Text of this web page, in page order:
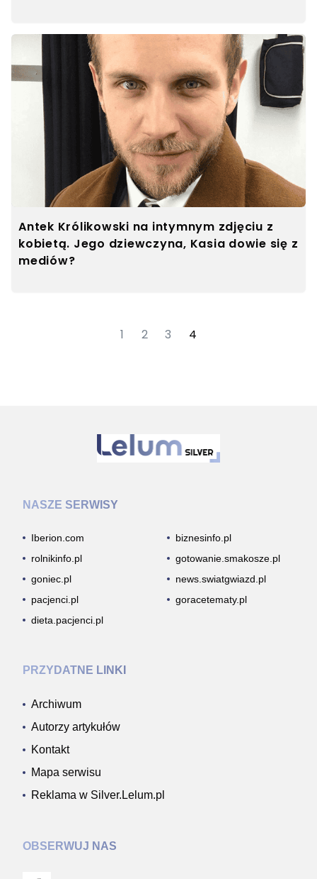
Antek Królikowski na intymnym zdjęciu z
kobietą. Jego dziewczyna, Kasia dowie się z
mediów?
1 2 3 4
NASZE SERWISY
Iberion.com
biznesinfo.pl
rolnikinfo.pl
gotowanie.smakosze.pl
goniec.pl
news.swiatgwiazd.pl
pacjenci.pl
goracetematy.pl
dieta.pacjenci.pl
PRZYDATNE LINKI
Archiwum
Autorzy artykułów
Kontakt
Mapa serwisu
Reklama w Silver.Lelum.pl
OBSERWUJ NAS